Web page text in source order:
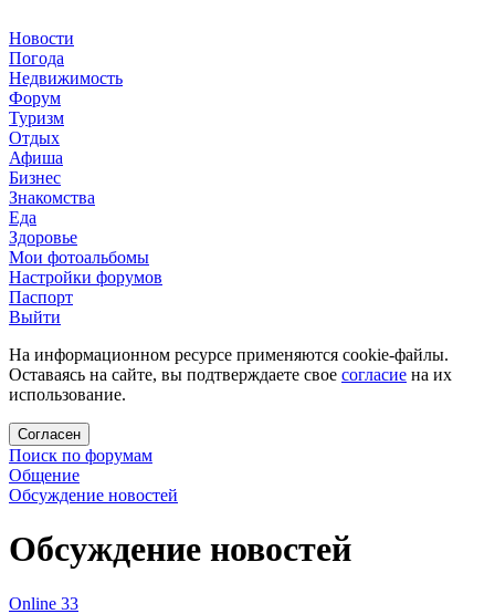
Новости
Погода
Недвижимость
Форум
Туризм
Отдых
Афиша
Бизнес
Знакомства
Еда
Здоровье
Мои фотоальбомы
Настройки форумов
Паспорт
Выйти
На информационном ресурсе применяются cookie-файлы.
Оставаясь на сайте, вы подтверждаете свое согласие на их
использование.
Согласен
Поиск по форумам
Общение
Обсуждение новостей
Обсуждение новостей
Online 33